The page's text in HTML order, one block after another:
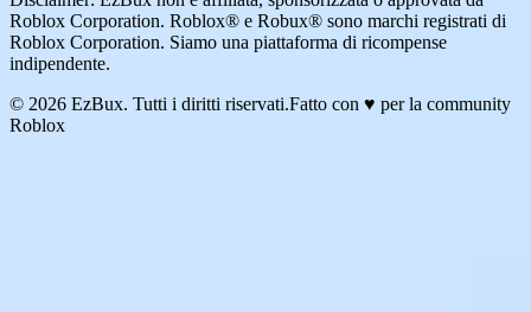
Roblox Corporation. Roblox® e Robux® sono marchi registrati di
Roblox Corporation. Siamo una piattaforma di ricompense
indipendente.
© 2026 EzBux. Tutti i diritti riservati.Fatto con ♥ per la community
Roblox